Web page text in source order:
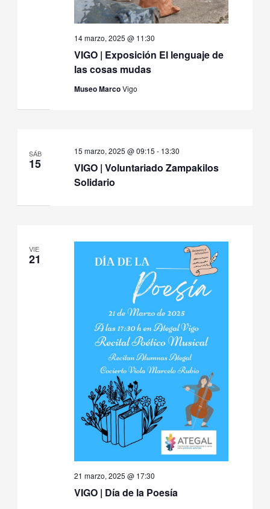
VIGO | Exposición El lenguaje de
las cosas mudas
14 marzo, 2025 @ 11:30
Museo MarcoVigo
SÁB
15
VIGO | Voluntariado Zampakilos
Solidario
15 marzo, 2025 @ 09:15 - 13:30
VIE
21
VIGO | Día de la Poesía
21 marzo, 2025 @ 17:30